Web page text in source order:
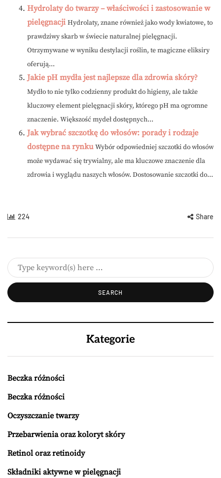
Hydrolaty do twarzy – właściwości i zastosowanie w
pielęgnacji Hydrolaty, znane również jako wody kwiatowe, to
prawdziwy skarb w świecie naturalnej pielęgnacji.
Otrzymywane w wyniku destylacji roślin, te magiczne eliksiry
oferują...
Jakie pH mydła jest najlepsze dla zdrowia skóry?
Mydło to nie tylko codzienny produkt do higieny, ale także
kluczowy element pielęgnacji skóry, którego pH ma ogromne
znaczenie. Większość mydeł dostępnych...
Jak wybrać szczotkę do włosów: porady i rodzaje
dostępne na rynku Wybór odpowiedniej szczotki do włosów
może wydawać się trywialny, ale ma kluczowe znaczenie dla
zdrowia i wyglądu naszych włosów. Dostosowanie szczotki do...
224 Share
Kategorie
Beczka różności
Beczka różności
Oczyszczanie twarzy
Przebarwienia oraz koloryt skóry
Retinol oraz retinoidy
Składniki aktywne w pielęgnacji